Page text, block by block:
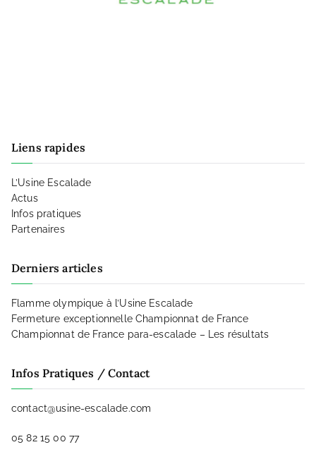
Liens rapides
L’Usine Escalade
Actus
Infos pratiques
Partenaires
Derniers articles
Flamme olympique à l’Usine Escalade
Fermeture exceptionnelle Championnat de France
Championnat de France para-escalade – Les résultats
Infos Pratiques / Contact
contact@usine-escalade.com
05 82 15 00 77